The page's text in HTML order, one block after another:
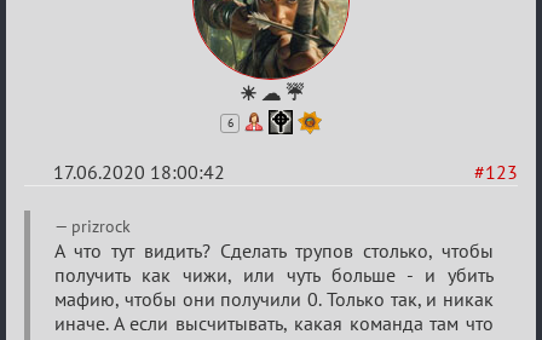
☀ ☁ ☔
6
#123
17.06.2020 18:00:42
Re:
Семейный
кубок
prizrock
А что тут видить? Сделать трупов столько, чтобы
получить как чижи, или чуть больше - и убить
мафию, чтобы они получили 0. Только так, и никак
иначе. А если высчитывать, какая команда там что